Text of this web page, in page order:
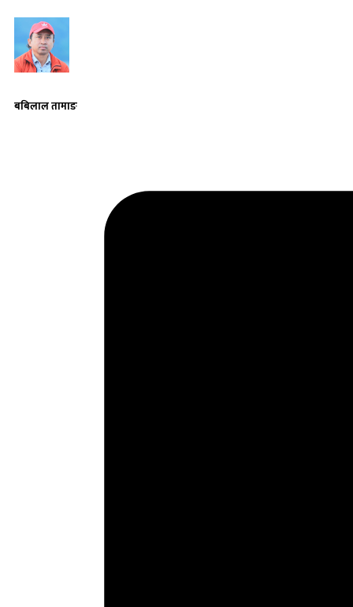
बबिलाल तामाङ